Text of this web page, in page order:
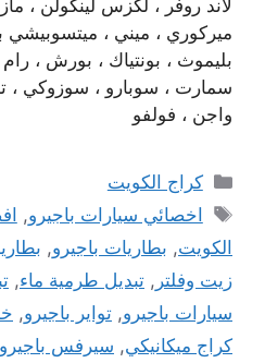
لاند روفر ، لكزس لينكولن ،
ميركوري ، ميني ، ميتسوبيشي
بليموث ، بونتياك ، بورش ،
سمارت ، سوبارو ، سوزوكي ،
واجن ، فولفو
التصنيفات
كراج الكويت
الوسوم
اخصائي سيارات باجيرو,
الكويت, بطاريات باجيرو,
زيت وفلتر , تبديل طرمية ماء,
سيارات باجيرو, تواير باجيرو,
كراج ميكانيكي, سيرفس باجيرو